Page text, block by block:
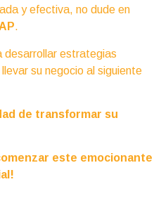
y efectiva, no dude en
.
desarrollar estrategias
su negocio al siguiente
de transformar su
este emocionante